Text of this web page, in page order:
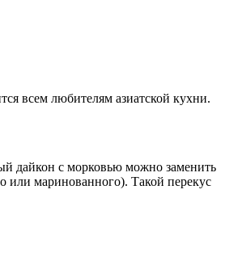
всем любителям азиатской кухни.
дайкон с морковью можно заменить
или маринованного). Такой перекус